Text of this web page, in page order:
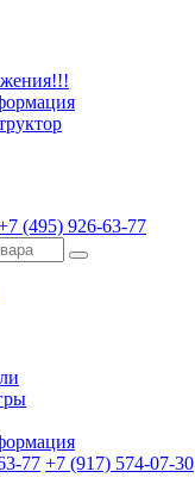
(495) 926-63-77
77 +7 (917) 574-07-30